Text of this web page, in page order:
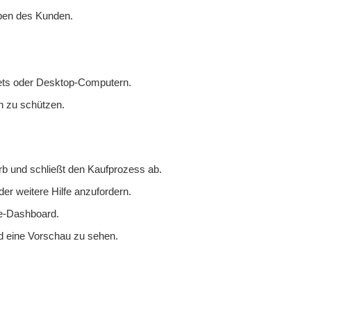
des Kunden.
oder Desktop-Computern.
zu schützen.
und schließt den Kaufprozess ab.
weitere Hilfe anzufordern.
Dashboard.
eine Vorschau zu sehen.